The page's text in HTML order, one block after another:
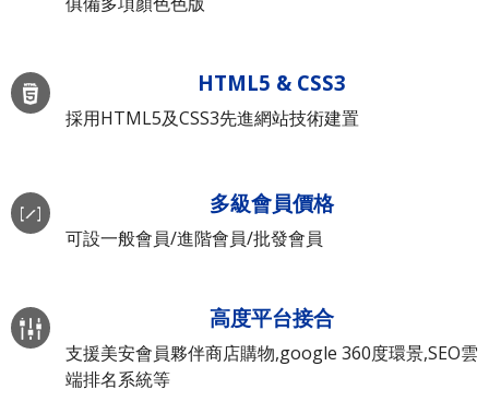
HTML5 & CSS3
採用HTML5及CSS3先進網站技術建置
多級會員價格
可設一般會員/進階會員/批發會員
高度平台接合
支援美安會員夥伴商店購物,google 360度環景,SEO雲
端排名系統等